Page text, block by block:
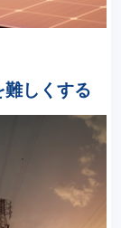
しくする